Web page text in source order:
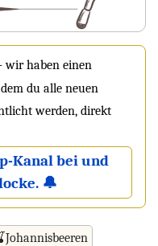
wir haben einen
du alle neuen
werden, direkt
Kanal bei und
🔔